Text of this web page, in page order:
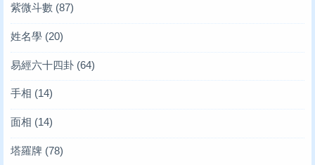
紫微斗數 (87)
姓名學 (20)
易經六十四卦 (64)
手相 (14)
面相 (14)
塔羅牌 (78)